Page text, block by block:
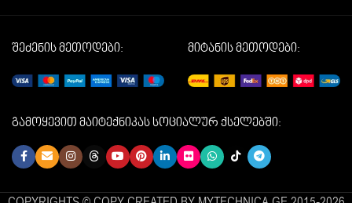
შეძენის მეთოდები: მიტანის მეთოდები:
გამოყევით მაიტექნიკას სოციალურ ქსელებში: